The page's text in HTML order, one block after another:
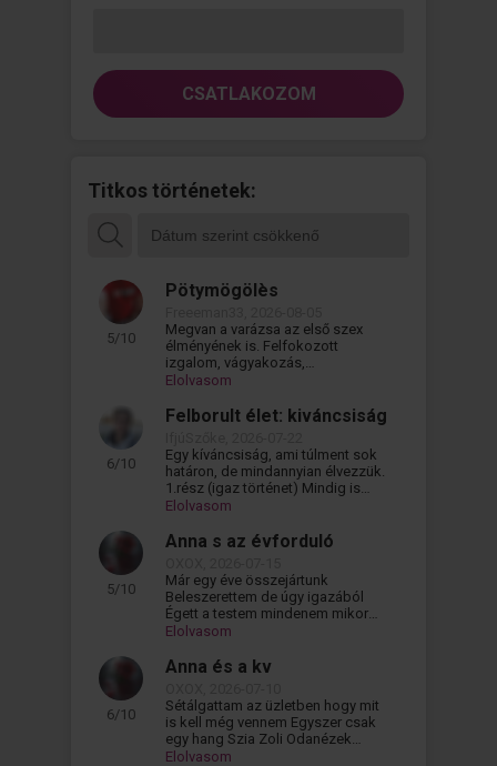
CSATLAKOZOM
Titkos történetek:
5/10
Pötymögölès
Megvan a varázsa az első szex
élményének is. Felfokozott
izgalom, vágyakozás,
kíváncsiság. És persze mindig a
Elolvasom
6/10
Felborult élet: kiváncsiság
Egy kíváncsiság, ami túlment sok
határon, de mindannyian élvezzük.
1.rész (igaz történet) Mindig is
kíváncsi voltam. Milyen lenne ez...
Elolvasom
5/10
Anna s az évforduló
Már egy éve összejártunk
Beleszerettem de úgy igazából
Égett a testem mindenem mikor
vele voltam ez nem csak pillangók
Elolvasom
6/10
Anna és a kv
Sétálgattam az üzletben hogy mit
is kell még vennem Egyszer csak
egy hang Szia Zoli Odanézek
Anna volt aki 5 éve nyugdíjba ment
Elolvasom